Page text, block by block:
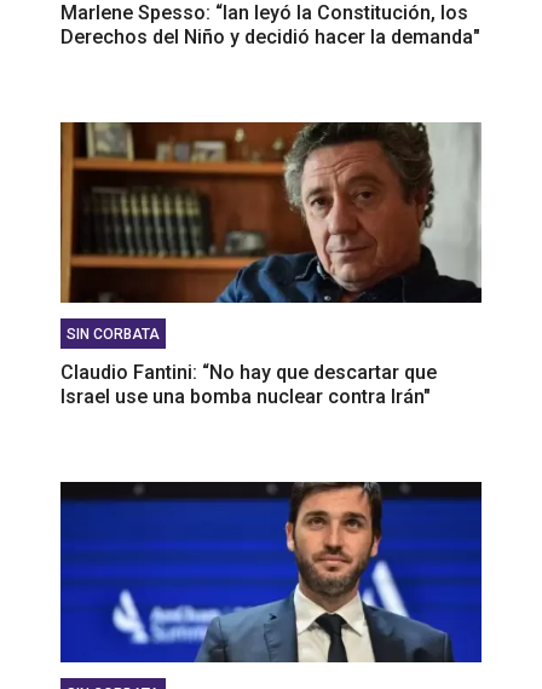
Marlene Spesso: “Ian leyó la Constitución, los
Derechos del Niño y decidió hacer la demanda"
SIN CORBATA
Claudio Fantini: “No hay que descartar que
Israel use una bomba nuclear contra Irán"